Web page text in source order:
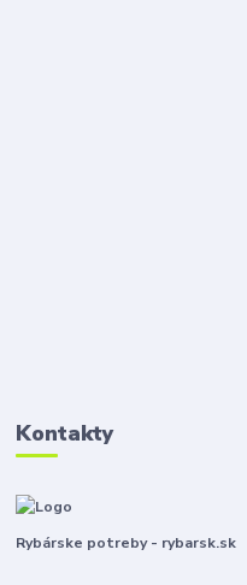
Kontakty
Rybárske potreby - rybarsk.sk